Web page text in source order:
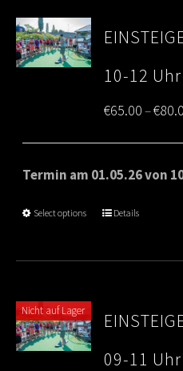
10-12 Uhr
€65.00–€
Termin am 01.05.26 von
Select options Details
Nicht auf Lager
09-11 Uhr